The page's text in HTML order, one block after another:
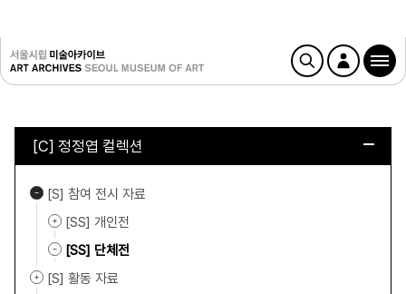
[C] 정정엽 컬렉션
[S] 참여 전시 자료
[SS] 개인전
[SS] 단체전
[S] 활동 자료